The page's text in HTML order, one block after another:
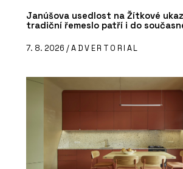
Janúšova usedlost na Žítkové
tradiční řemeslo patří i do
7. 8. 2026 /ADVERTORIAL